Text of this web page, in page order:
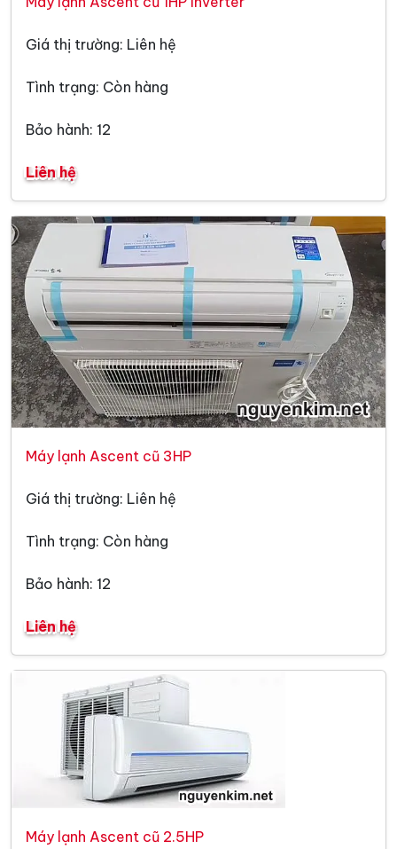
Giá thị trường: Liên hệ
Tình trạng: Còn hàng
Bảo hành: 12
Liên hệ
Máy lạnh Ascent cũ 3HP
Giá thị trường: Liên hệ
Tình trạng: Còn hàng
Bảo hành: 12
Liên hệ
Máy lạnh Ascent cũ 2.5HP